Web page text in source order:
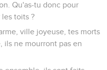
Qu'as-tu donc pour
toits ?
ville joyeuse, tes morts
ils ne mourront pas en